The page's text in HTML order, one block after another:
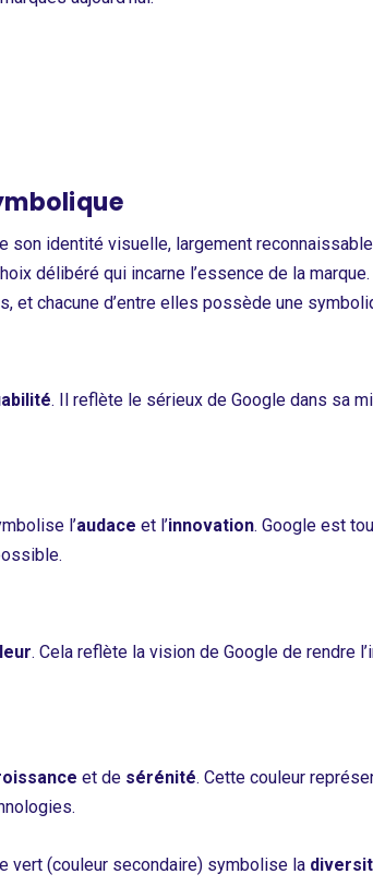
identité visuelle, largement
délibéré qui incarne l’essence de la
chacune d’entre elles possède une
. Il reflète le sérieux de Google dans sa
l’audace et l’innovation. Google est
. Cela reflète la vision de Google de rendre
et de sérénité. Cette couleur
vert (couleur secondaire) symbolise la